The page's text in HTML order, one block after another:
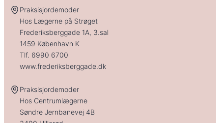
Praksisjordemoder
Hos Lægerne på Strøget
Frederiksberggade 1A, 3.sal
1459 København K
Tlf. 6990 6700
www.frederiksberggade.dk
Praksisjordemoder
Hos Centrumlægerne
Søndre Jernbanevej 4B